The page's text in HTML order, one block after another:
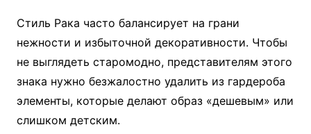
Стиль Рака часто балансирует на грани
нежности и избыточной декоративности. Чтобы
не выглядеть старомодно, представителям этого
знака нужно безжалостно удалить из гардероба
элементы, которые делают образ «дешевым» или
слишком детским.